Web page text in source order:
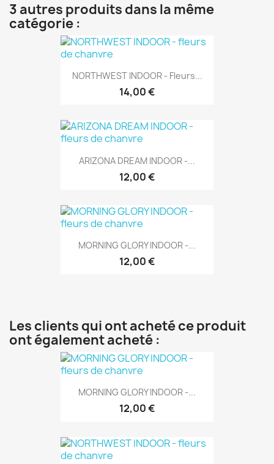
3 autres produits dans la même
catégorie :
NORTHWEST INDOOR - Fleurs...
14,00 €
ARIZONA DREAM INDOOR -...
12,00 €
MORNING GLORY INDOOR -...
12,00 €
Les clients qui ont acheté ce produit
ont également acheté :
MORNING GLORY INDOOR -...
12,00 €